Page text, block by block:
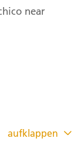
near
aufklappen